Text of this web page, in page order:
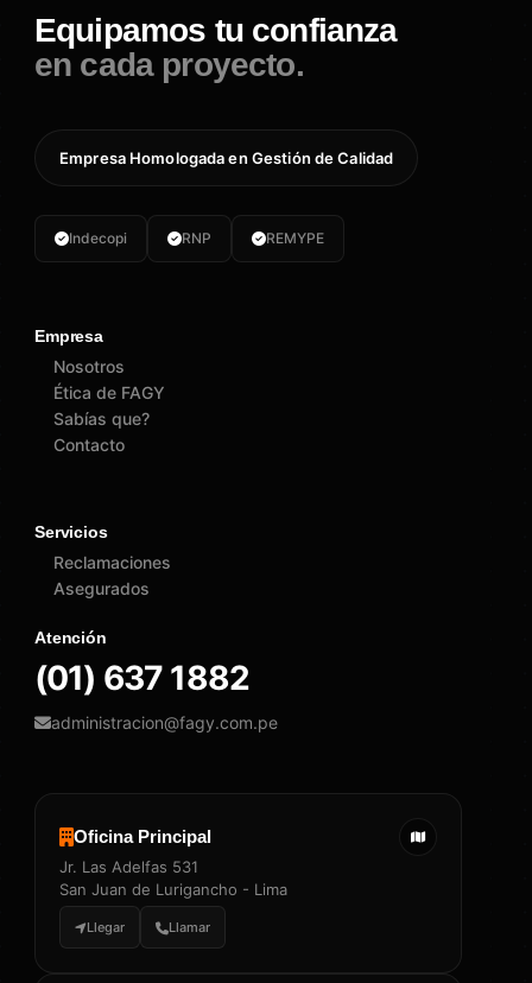
Equipamos tu confianza
en cada proyecto.
Empresa Homologada en Gestión de Calidad
Indecopi RNP REMYPE
Empresa
Nosotros
Ética de FAGY
Sabías que?
Contacto
Servicios
Reclamaciones
Asegurados
Atención
(01) 637 1882
administracion@fagy.com.pe
Oficina Principal
Jr. Las Adelfas 531
San Juan de Lurigancho - Lima
Llegar Llamar